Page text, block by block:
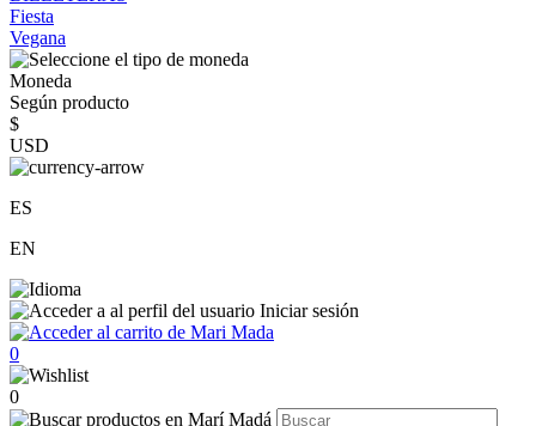
Fiesta
Vegana
Moneda
Según producto
$
USD
ES
EN
Iniciar sesión
0
0